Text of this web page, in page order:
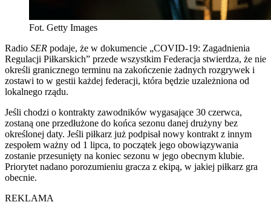
Fot. Getty Images
Radio SER podaje, że w dokumencie „COVID-19: Zagadnienia
Regulacji Piłkarskich” przede wszystkim Federacja stwierdza, że nie
określi granicznego terminu na zakończenie żadnych rozgrywek i
zostawi to w gestii każdej federacji, która będzie uzależniona od
lokalnego rządu.
Jeśli chodzi o kontrakty zawodników wygasające 30 czerwca,
zostaną one przedłużone do końca sezonu danej drużyny bez
określonej daty. Jeśli piłkarz już podpisał nowy kontrakt z innym
zespołem ważny od 1 lipca, to początek jego obowiązywania
zostanie przesunięty na koniec sezonu w jego obecnym klubie.
Priorytet nadano porozumieniu gracza z ekipą, w jakiej piłkarz gra
obecnie.
REKLAMA